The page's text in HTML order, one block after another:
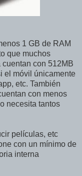
1 GB de RAM
que muchos
con 512MB
el móvil únicamente
etc. También
con menos
necesita tantos
películas, etc
con un mínimo de
interna